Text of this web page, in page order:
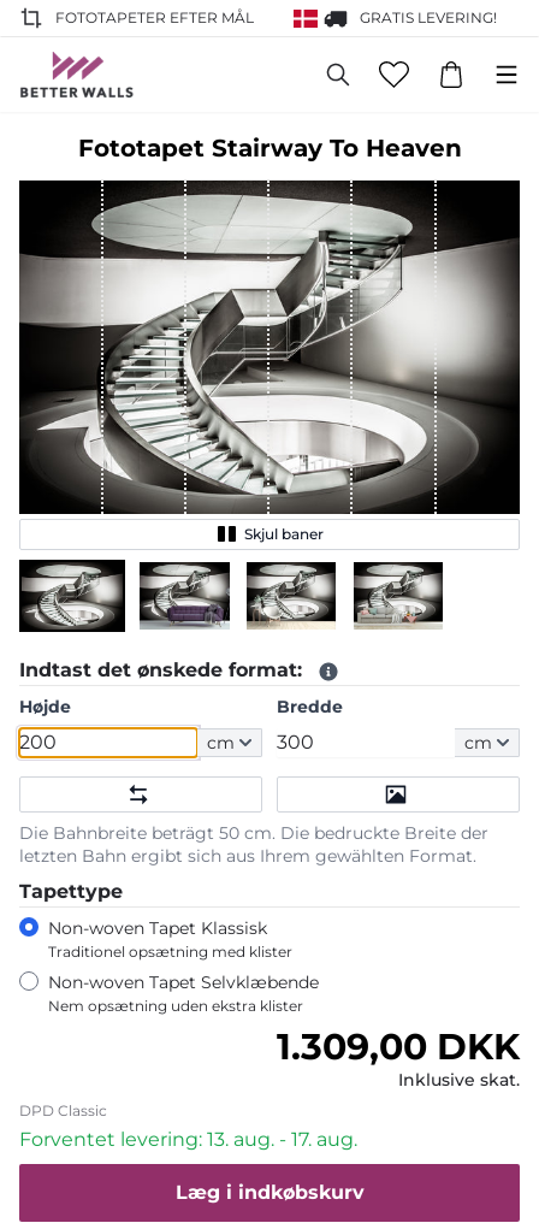
FOTOTAPETER EFTER MÅL GRATIS LEVERING!
Fototapet Stairway To Heaven
Skjul baner
Indtast det ønskede format:
Højde
cm
Bredde
cm
Die Bahnbreite beträgt 50 cm. Die bedruckte Breite der
letzten Bahn ergibt sich aus Ihrem gewählten Format.
Tapettype
Non-woven Tapet Klassisk
Traditionel opsætning med klister
Non-woven Tapet Selvklæbende
Nem opsætning uden ekstra klister
Normalpris
1.309,00 DKK
Inklusive skat.
DPD Classic
Forventet levering: 13. aug. - 17. aug.
Læg i indkøbskurv